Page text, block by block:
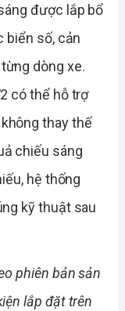
được lắp bổ
biển số, cản
dòng xe.
có thể hỗ trợ
thay thế
chiếu sáng
hệ thống
kỹ thuật sau
phiên bản sản
lắp đặt trên